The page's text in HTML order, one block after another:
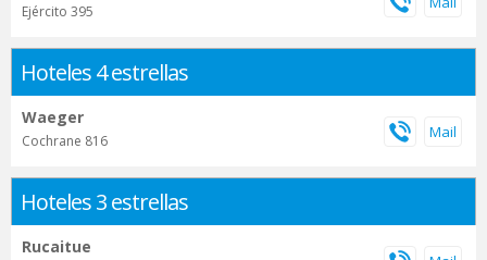
Ejército 395
Hoteles 4 estrellas
Waeger
Cochrane 816
Hoteles 3 estrellas
Rucaitue